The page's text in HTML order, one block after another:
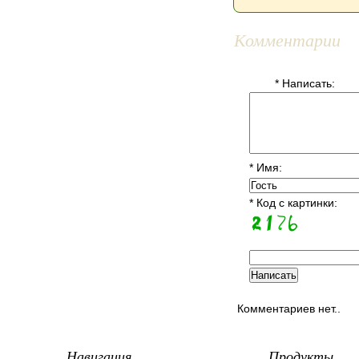
Комментарии
* Написать:
* Имя:
* Код с картинки:
Комментариев нет..